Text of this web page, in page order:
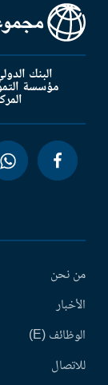
البنك
مؤسسة
من نحن
الأخبار
الوظائف (E)
للاتصال